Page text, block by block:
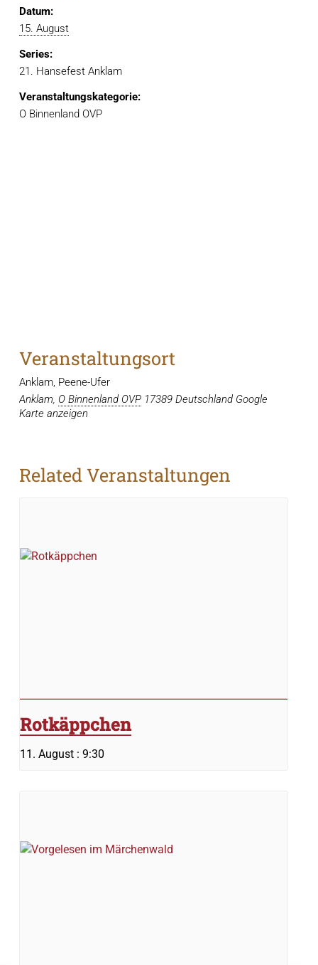
Datum:
15. August
Series:
21. Hansefest Anklam
Veranstaltungskategorie:
O Binnenland OVP
Veranstaltungsort
Anklam, Peene-Ufer
Anklam, O Binnenland OVP 17389 Deutschland Google
Karte anzeigen
Related Veranstaltungen
Rotkäppchen
11. August : 9:30